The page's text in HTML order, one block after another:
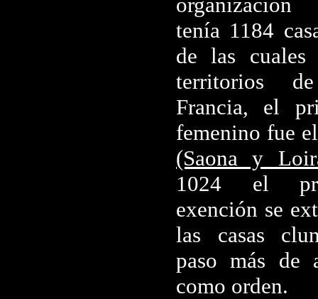
tenía 1184
de las
territorios
Francia, el
femenino fue
(Saona y
1024 el
exención se
las casas
paso más de
como orden.